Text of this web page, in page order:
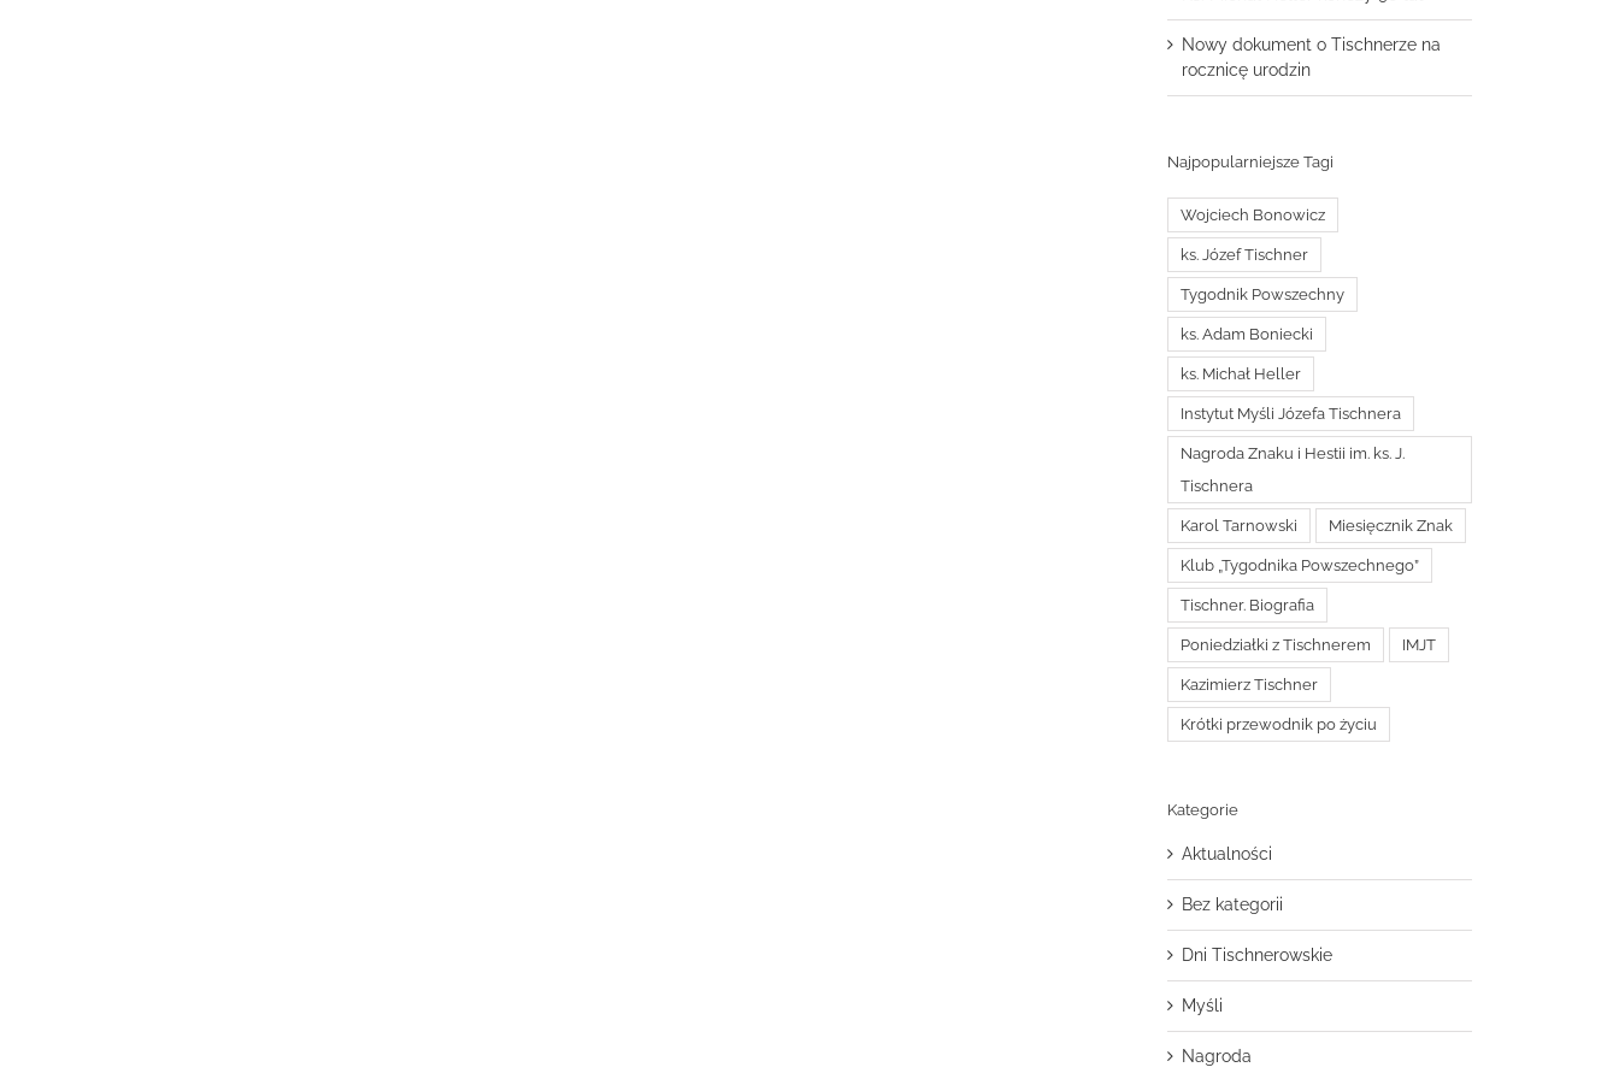
Nowy dokument o Tischnerze na
rocznicę urodzin
Najpopularniejsze Tagi
Wojciech Bonowicz
ks. Józef Tischner
Tygodnik Powszechny
ks. Adam Boniecki
ks. Michał Heller
Instytut Myśli Józefa Tischnera
Nagroda Znaku i Hestii im. ks. J.
Tischnera
Karol Tarnowski Miesięcznik Znak
Klub „Tygodnika Powszechnego”
Tischner. Biografia
Poniedziałki z Tischnerem IMJT
Kazimierz Tischner
Krótki przewodnik po życiu
Kategorie
Aktualności
Bez kategorii
Dni Tischnerowskie
Myśli
Nagroda